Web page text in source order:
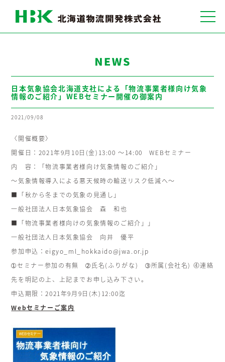
サイトマップ
日本気象協会北海道支社による「物流事業者様向け気象
情報のご紹介」WEBセミナー開催の御案内
2021/09/08
〈開催概要〉
開催日：2021年9月10日(金)13:00 ～14:00 WEBセミナー
内 容：「物流事業者様向け気象情報のご紹介」
～気象情報導入による悪天候時の輸送リスク低減へ～
■「秋から冬までの気象の見通し」
一般社団法人日本気象協会 森 和也
■「物流事業者様向けの気象情報のご紹介」」
一般社団法人日本気象協会 向井 優平
参加申込：eigyo_ml_hokkaido@jwa.or.jp
➀セミナー参加の有無 ➁氏名(ふりがな) ➂所属(会社名) ⓸連絡
先を明記の上、上記までお申し込み下さい。
申込期限：2021年9月9日(木)12:00迄
Webセミナーご案内